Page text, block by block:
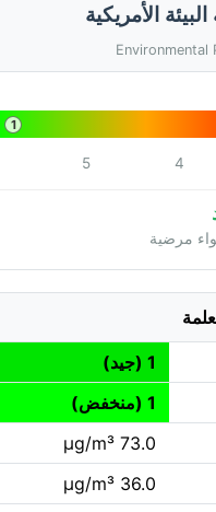
الأمريكية
Environmental
1
4
5
مرضية
1 (جيد)
1 (منخفض)
73.0 µg/m³
36.0 µg/m³